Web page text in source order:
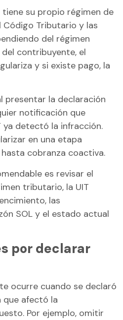
su propio régimen de
Tributario y las
del régimen
contribuyente, el
y si existe pago, la
presentar la declaración
notificación que
ya detectó la infracción.
en una etapa
cobranza coactiva.
es revisar el
tributario, la UIT
las
SOL y el estado actual
por declarar
ocurre cuando se declaró
afectó la
Por ejemplo, omitir